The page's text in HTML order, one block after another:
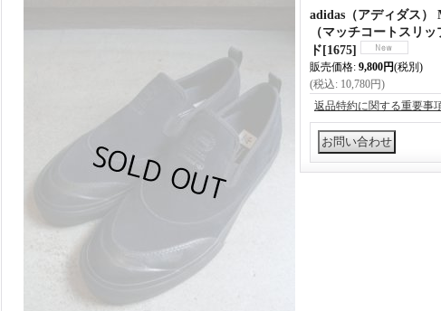
adidas（アディダス）
（マッチコートスリ
ド [1675]
販売価格: 9,800円(税別)
(税込: 10,780円)
返品特約に関する重要事